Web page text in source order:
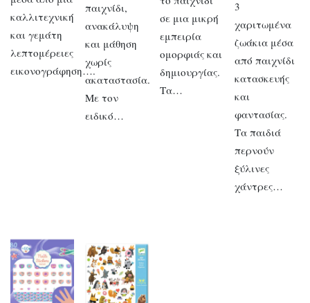
καλλιτεχνική
και γεμάτη
λεπτομέρειες
εικονογράφηση….
παιχνίδι,
ανακάλυψη
και μάθηση
χωρίς
ακαταστασία.
Με τον
ειδικό…
σε μια μικρή
εμπειρία
ομορφιάς και
δημιουργίας.
Τα…
3
χαριτωμένα
ζωάκια μέσα
από παιχνίδι
κατασκευής
και
φαντασίας.
Τα παιδιά
περνούν
ξύλινες
χάντρες…